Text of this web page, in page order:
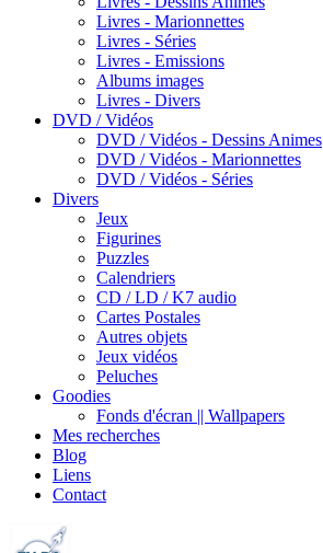
Livres - Marionnettes
Livres - Séries
Livres - Emissions
Albums images
Livres - Divers
DVD / Vidéos
DVD / Vidéos - Dessins Animes
DVD / Vidéos - Marionnettes
DVD / Vidéos - Séries
Divers
Jeux
Figurines
Puzzles
Calendriers
CD / LD / K7 audio
Cartes Postales
Autres objets
Jeux vidéos
Peluches
Goodies
Fonds d'écran || Wallpapers
Mes recherches
Blog
Liens
Contact